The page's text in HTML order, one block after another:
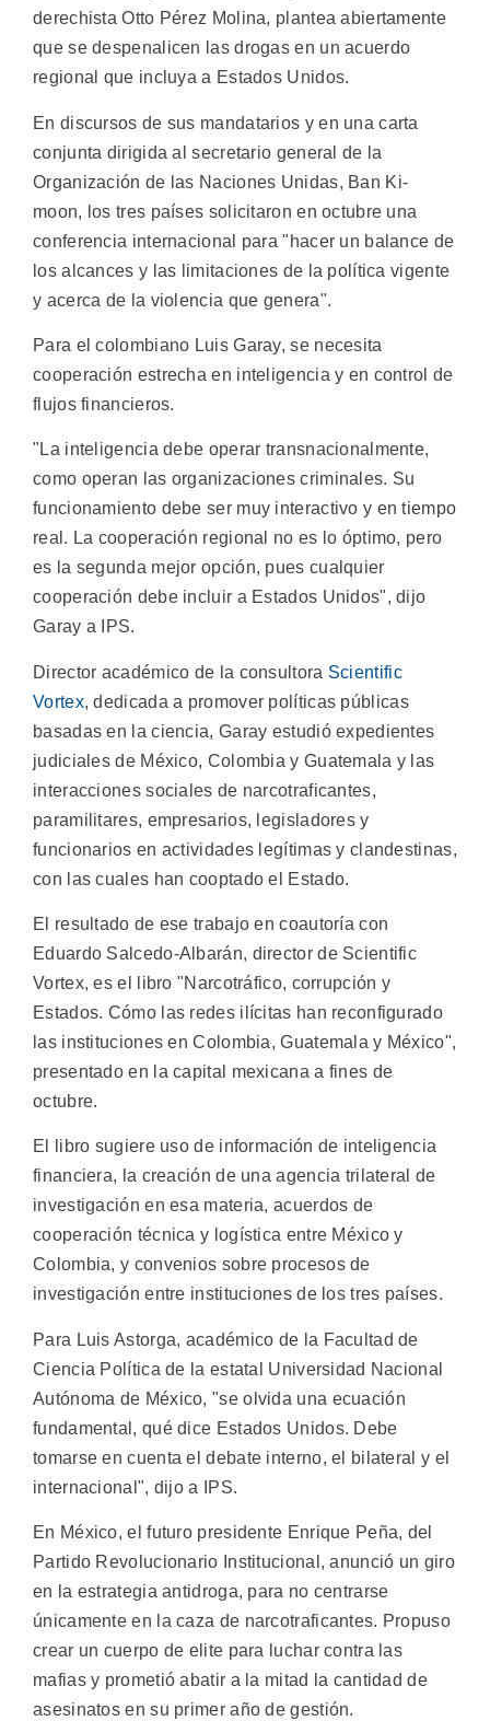
derechista Otto Pérez Molina, plantea abiertamente
que se despenalicen las drogas en un acuerdo
regional que incluya a Estados Unidos.
En discursos de sus mandatarios y en una carta
conjunta dirigida al secretario general de la
Organización de las Naciones Unidas, Ban Ki-
moon, los tres países solicitaron en octubre una
conferencia internacional para "hacer un balance de
los alcances y las limitaciones de la política vigente
y acerca de la violencia que genera".
Para el colombiano Luis Garay, se necesita
cooperación estrecha en inteligencia y en control de
flujos financieros.
"La inteligencia debe operar transnacionalmente,
como operan las organizaciones criminales. Su
funcionamiento debe ser muy interactivo y en tiempo
real. La cooperación regional no es lo óptimo, pero
es la segunda mejor opción, pues cualquier
cooperación debe incluir a Estados Unidos", dijo
Garay a IPS.
Director académico de la consultora Scientific
Vortex, dedicada a promover políticas públicas
basadas en la ciencia, Garay estudió expedientes
judiciales de México, Colombia y Guatemala y las
interacciones sociales de narcotraficantes,
paramilitares, empresarios, legisladores y
funcionarios en actividades legítimas y clandestinas,
con las cuales han cooptado el Estado.
El resultado de ese trabajo en coautoría con
Eduardo Salcedo-Albarán, director de Scientific
Vortex, es el libro "Narcotráfico, corrupción y
Estados. Cómo las redes ilícitas han reconfigurado
las instituciones en Colombia, Guatemala y México",
presentado en la capital mexicana a fines de
octubre.
El libro sugiere uso de información de inteligencia
financiera, la creación de una agencia trilateral de
investigación en esa materia, acuerdos de
cooperación técnica y logística entre México y
Colombia, y convenios sobre procesos de
investigación entre instituciones de los tres países.
Para Luis Astorga, académico de la Facultad de
Ciencia Política de la estatal Universidad Nacional
Autónoma de México, "se olvida una ecuación
fundamental, qué dice Estados Unidos. Debe
tomarse en cuenta el debate interno, el bilateral y el
internacional", dijo a IPS.
En México, el futuro presidente Enrique Peña, del
Partido Revolucionario Institucional, anunció un giro
en la estrategia antidroga, para no centrarse
únicamente en la caza de narcotraficantes. Propuso
crear un cuerpo de elite para luchar contra las
mafias y prometió abatir a la mitad la cantidad de
asesinatos en su primer año de gestión.